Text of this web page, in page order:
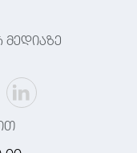
მედიაზე